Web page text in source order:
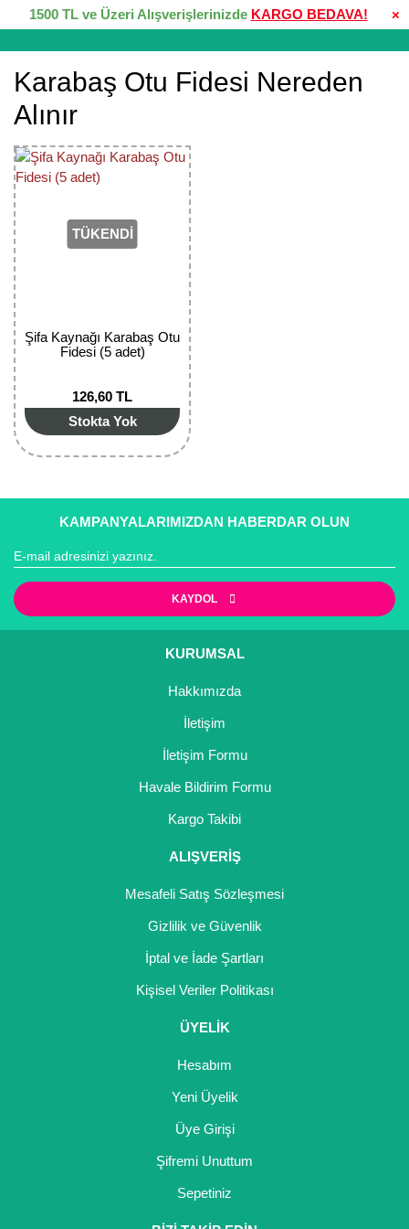
×
1500 TL ve Üzeri Alışverişlerinizde KARGO BEDAVA!
Karabaş Otu Fidesi Nereden
Alınır
TÜKENDİ
Şifa Kaynağı Karabaş Otu
Fidesi (5 adet)
126,60 TL
Stokta Yok
KAMPANYALARIMIZDAN HABERDAR OLUN
KAYDOL
KURUMSAL
Hakkımızda
İletişim
İletişim Formu
Havale Bildirim Formu
Kargo Takibi
ALIŞVERİŞ
Mesafeli Satış Sözleşmesi
Gizlilik ve Güvenlik
İptal ve İade Şartları
Kişisel Veriler Politikası
ÜYELİK
Hesabım
Yeni Üyelik
Üye Girişi
Şifremi Unuttum
Sepetiniz